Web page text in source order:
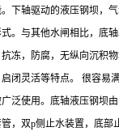
下轴驱动的液压钢坝，
式。与其他水闸相比，底
冻，防腐，无纵向沉积
闭灵活等特点。
很容易
泛使用。底轴液压钢坝由
，双p侧止水装置，底部